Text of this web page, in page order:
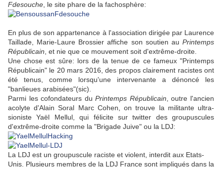
Fdesouche , le site phare de la fachosphère:
En plus de son appartenance à l'association dirigée par Laurence
Taillade, Marie-Laure Brossier affiche son soutien au Printemps
Républicain , et nie que ce mouvement soit d'extrême-droite.
Une chose est sûre: lors de la tenue de ce fameux "Printemps
Républicain" le 20 mars 2016, des propos clairement racistes ont
été tenus, comme lorsqu'une intervenante a dénoncé les
"banlieues arabisées"(sic).
Parmi les cofondateurs duPrintemps Républicain , outre l'ancien
acolyte d'Alain Soral Marc Cohen, on trouve la militante ultra-
sioniste Yaël Mellul, qui félicite sur twitter des groupuscules
d'extrême-droite comme la "Brigade Juive" ou la LDJ:
La LDJ est un groupuscule raciste et violent, interdit aux Etats-
Unis. Plusieurs membres de la LDJ France sont impliqués dans la